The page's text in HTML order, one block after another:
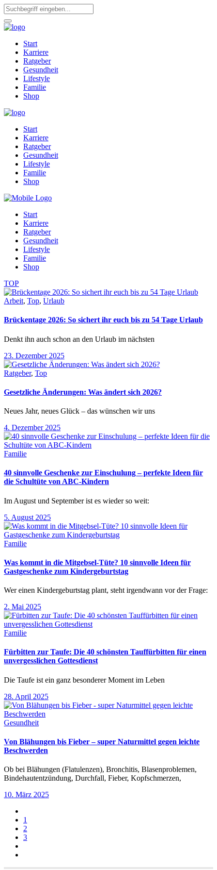
Start
Karriere
Ratgeber
Gesundheit
Lifestyle
Familie
Shop
Start
Karriere
Ratgeber
Gesundheit
Lifestyle
Familie
Shop
Start
Karriere
Ratgeber
Gesundheit
Lifestyle
Familie
Shop
TOP
Arbeit, Top, Urlaub
Brückentage 2026: So sichert ihr euch bis zu 54 Tage Urlaub
Denkt ihn auch schon an den Urlaub im nächsten
23. Dezember 2025
Ratgeber, Top
Gesetzliche Änderungen: Was ändert sich 2026?
Neues Jahr, neues Glück – das wünschen wir uns
4. Dezember 2025
Familie
40 sinnvolle Geschenke zur Einschulung – perfekte Ideen für
die Schultüte von ABC-Kindern
Im August und September ist es wieder so weit:
5. August 2025
Familie
Was kommt in die Mitgebsel-Tüte? 10 sinnvolle Ideen für
Gastgeschenke zum Kindergeburtstag
Wer einen Kindergeburtstag plant, steht irgendwann vor der Frage:
2. Mai 2025
Familie
Fürbitten zur Taufe: Die 40 schönsten Tauffürbitten für einen
unvergesslichen Gottesdienst
Die Taufe ist ein ganz besonderer Moment im Leben
28. April 2025
Gesundheit
Von Blähungen bis Fieber – super Naturmittel gegen leichte
Beschwerden
Ob bei Blähungen (Flatulenzen), Bronchitis, Blasenproblemen,
Bindehautentzündung, Durchfall, Fieber, Kopfschmerzen,
10. März 2025
1
2
3